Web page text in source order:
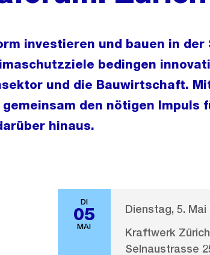
investieren und bauen in der
bedingen
und die Bauwirtschaft.
den nötigen Impuls
hinaus.
DI
05
MAI
Dienstag, 5. Mai
Kraftwerk Zürich
Selnaustrasse